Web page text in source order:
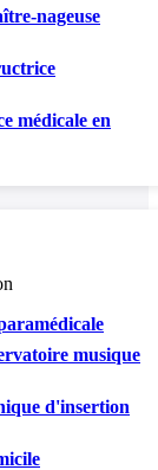
nageuse
médicale en
musique
d'insertion